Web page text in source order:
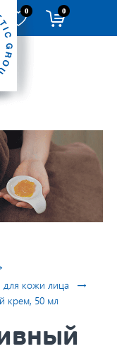
0 0
для кожи лица →
крем, 50 мл